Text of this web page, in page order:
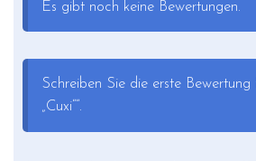
Es gibt noch keine Bewertungen.
Schreiben Sie die erste
„Cuxi““.